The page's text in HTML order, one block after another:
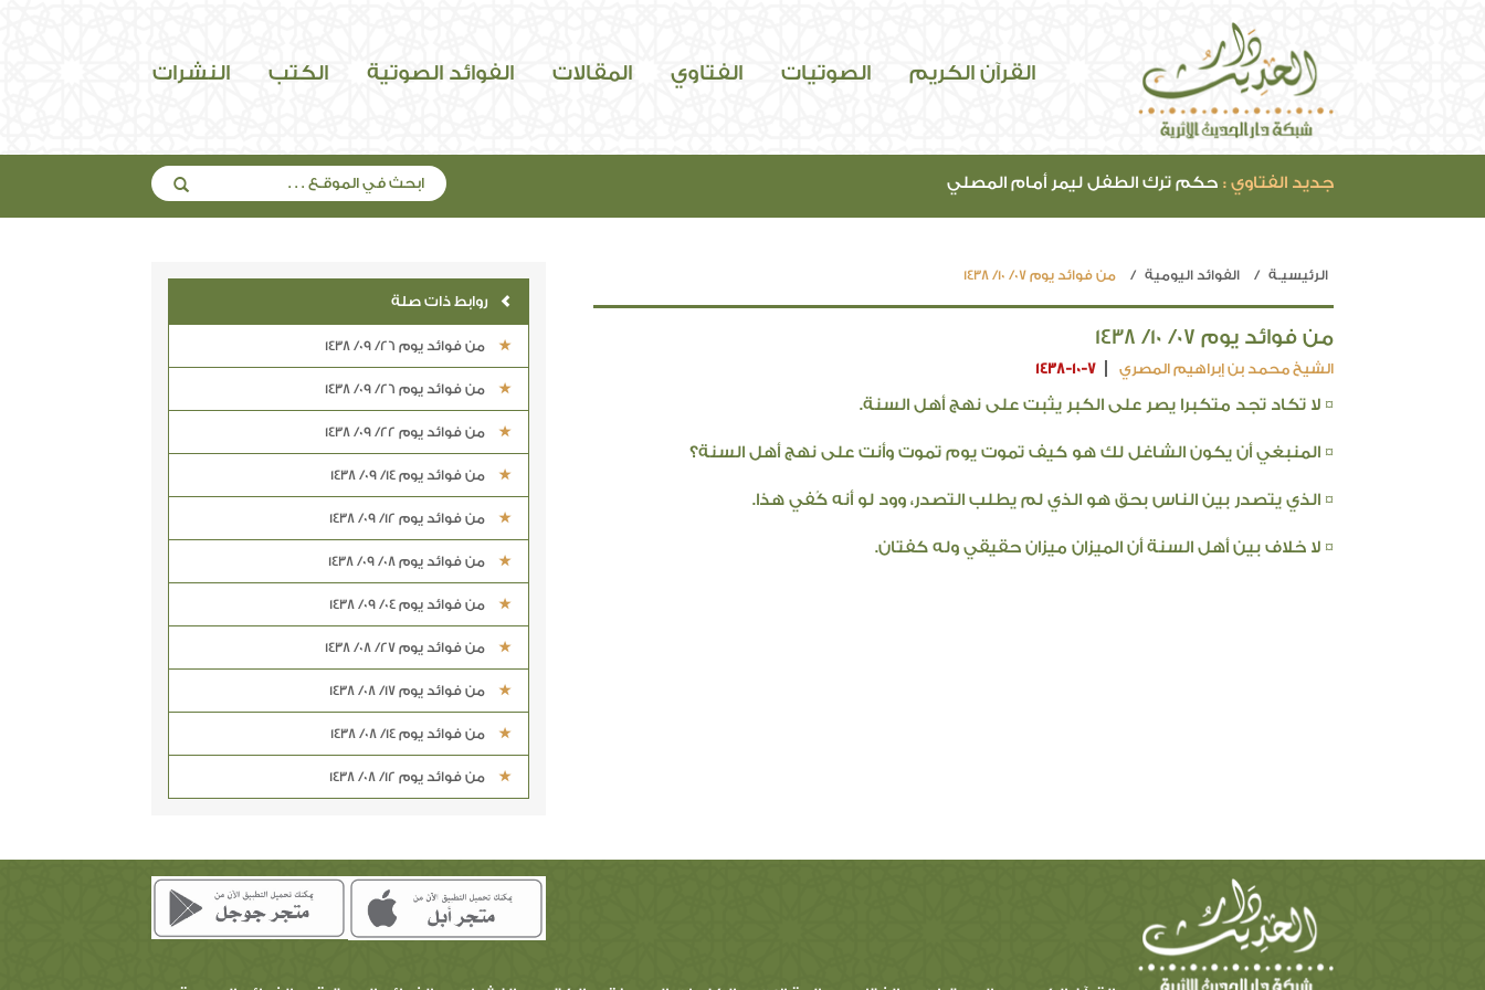
القرآن الكريم الصوتيات الفتاوي المقالات الفوائد الصوتية الكتب النشرات
جديد الفتاوي : حكم ترك الطفل ليمر أمام المصلي
الرئيسيـة الفوائد اليومية من فوائد يوم 07/ 10/ 1438
من فوائد يوم 07/ 10/ 1438
الشيخ محمد بن إبراهيم المصري 1438-10-7
¤ لا تكاد تجد متكبرا يصر على الكبر يثبت على نهج أهل السنة.
¤ المنبغي أن يكون الشاغل لك هو كيف تموت يوم تموت وأنت على نهج أهل السنة؟
¤ الذي يتصدر بين الناس بحق هو الذي لم يطلب التصدر، وود لو أنه كُفي هذا.
¤ لا خلاف بين أهل السنة أن الميزان ميزان حقيقي وله كفتان.
روابط ذات صلة
من فوائد يوم 26/ 09/ 1438
من فوائد يوم 26/ 09/ 1438
من فوائد يوم 22/ 09/ 1438
من فوائد يوم 14/ 09/ 1438
من فوائد يوم 12/ 09/ 1438
من فوائد يوم 08/ 09/ 1438
من فوائد يوم 04/ 09/ 1438
من فوائد يوم 27/ 08/ 1438
من فوائد يوم 17/ 08/ 1438
من فوائد يوم 14/ 08/ 1438
من فوائد يوم 12/ 08/ 1438